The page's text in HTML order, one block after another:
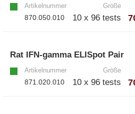
Artikelnummer Größe
870.050.010 10 x 96 tests
Rat IFN-gamma ELISpot Pair
Artikelnummer Größe
871.020.010 10 x 96 tests